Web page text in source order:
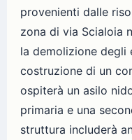
provenienti dalle
zona di via Scialoia
la demolizione degli
costruzione di un
ospiterà un asilo
primaria e una
struttura includerà